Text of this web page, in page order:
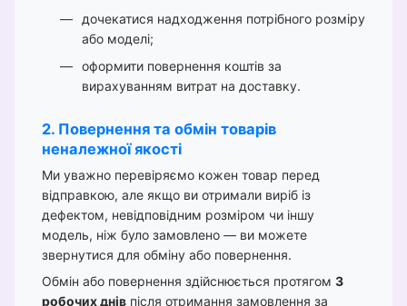
дочекатися надходження потрібного розміру
або моделі;
оформити повернення коштів за
вирахуванням витрат на доставку.
2. Повернення та обмін товарів
неналежної якості
Ми уважно перевіряємо кожен товар перед
відправкою, але якщо ви отримали виріб із
дефектом, невідповідним розміром чи іншу
модель, ніж було замовлено — ви можете
звернутися для обміну або повернення.
Обмін або повернення здійснюється протягом 3
робочих днів після отримання замовлення за